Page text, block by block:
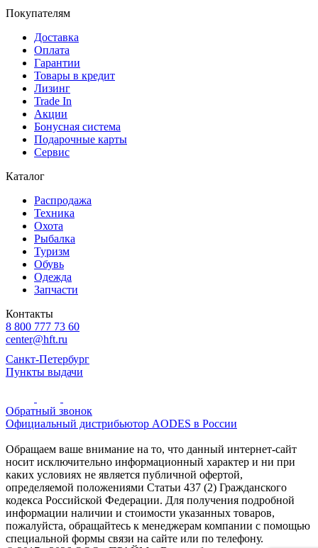
Покупателям
Доставка
Оплата
Гарантии
Товары в кредит
Лизинг
Trade In
Акции
Бонусная система
Подарочные карты
Сервис
Каталог
Распродажа
Техника
Охота
Рыбалка
Туризм
Обувь
Одежда
Запчасти
Контакты
8 800 777 73 60
center@hft.ru
Санкт-Петербург
Пункты выдачи
Обратный звонок
Официальный дистрибьютор AODES в России
Обращаем ваше внимание на то, что данный интернет-сайт
носит исключительно информационный характер и ни при
каких условиях не является публичной офертой,
определяемой положениями Статьи 437 (2) Гражданского
кодекса Российской Федерации. Для получения подробной
информации наличии и стоимости указанных товаров,
пожалуйста, обращайтесь к менеджерам компании с помощью
специальной формы связи на сайте или по телефону.